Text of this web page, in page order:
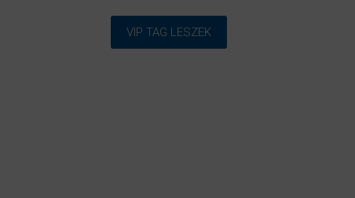
VIP TAG LESZEK